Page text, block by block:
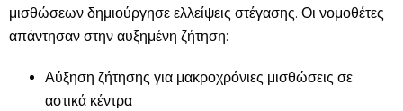
μισθώσεων δημιούργησε ελλείψεις στέγασης. Οι νομοθέτες
απάντησαν στην αυξημένη ζήτηση:
Αύξηση ζήτησης για μακροχρόνιες μισθώσεις σε
αστικά κέντρα